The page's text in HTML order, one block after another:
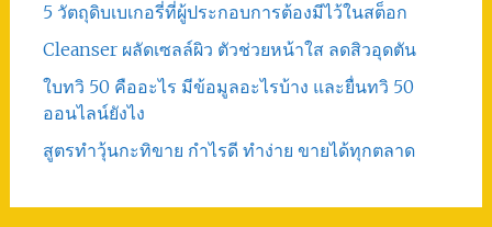
5 วัตถุดิบเบเกอรี่ที่ผู้ประกอบการต้องมีไว้ในสต็อก
Cleanser ผลัดเซลล์ผิว ตัวช่วยหน้าใส ลดสิวอุดตัน
ใบทวิ 50 คืออะไร มีข้อมูลอะไรบ้าง และยื่นทวิ 50
ออนไลน์ยังไง
สูตรทําวุ้นกะทิขาย กำไรดี ทำง่าย ขายได้ทุกตลาด